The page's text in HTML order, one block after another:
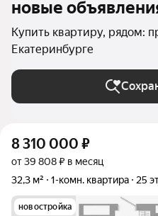
новые
Купить квартиру, рядом:
Екатеринбурге
8 310 000 ₽
от 39 808 ₽ в месяц
32,3 м²
1-комн. квартира 25
новостройка